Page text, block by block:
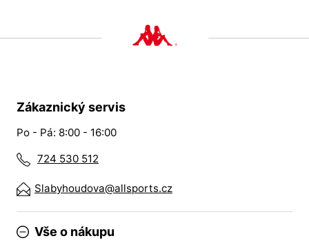
Zákaznický servis
Po - Pá: 8:00 - 16:00
724 530 512
Slabyhoudova@allsports.cz
Vše o nákupu